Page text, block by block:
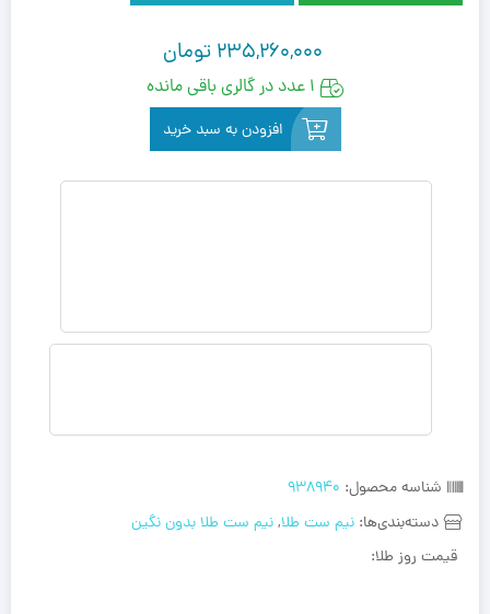
شناسه محصول: 938940
دسته‌بندی‌ها: نیم ست طلا,نیم ست طلا بدون نگین
قیمت روز طلا:
235,260,000 تومان
1 عدد در گالری باقی مانده
افزودن به سبد خرید